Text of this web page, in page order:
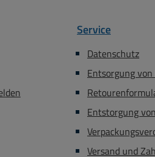
Service
Datenschutz
Entsorgung
Entstorgung
Versand und